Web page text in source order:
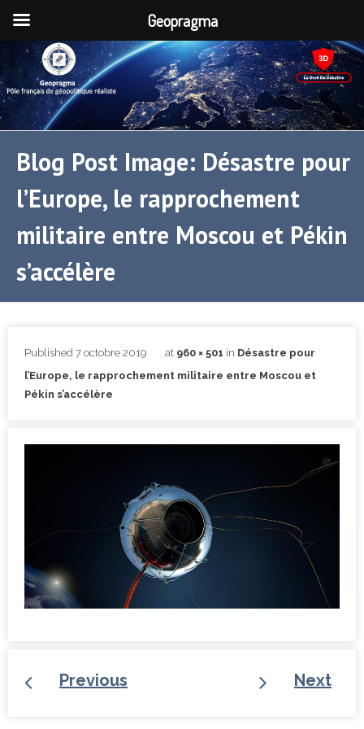
Blog Post Image: Désastre pour
l’Europe, le rapprochement
militaire entre Moscou et Pékin
s’accélère
Published 7 octobre 2019 at 960 × 501 in Désastre pour
l’Europe, le rapprochement militaire entre Moscou et
Pékin s’accélère
Previous Next
Geopragma